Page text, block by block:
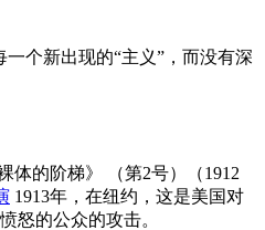
一个新出现的“主义”，而没有深
体的阶梯》
（第2号）（1912
1913年，在纽约，这是美国对
怒的公众的攻击。